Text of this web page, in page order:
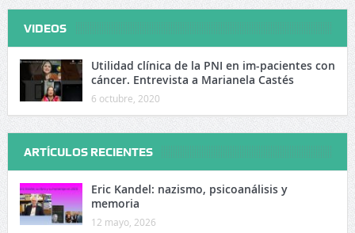
VIDEOS
Utilidad clínica de la PNI en im-pacientes con
cáncer. Entrevista a Marianela Castés
6 octubre, 2020
ARTÍCULOS RECIENTES
Eric Kandel: nazismo, psicoanálisis y
memoria
12 mayo, 2026